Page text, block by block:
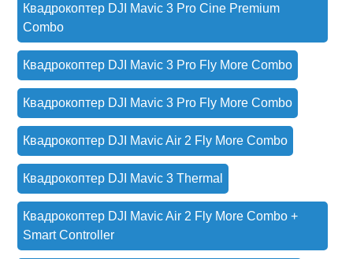
Квадрокоптер DJI Mavic 3 Pro Cine Premium
Combo
Квадрокоптер DJI Mavic 3 Pro Fly More Combo
Квадрокоптер DJI Mavic 3 Pro Fly More Combo
Квадрокоптер DJI Mavic Air 2 Fly More Combo
Квадрокоптер DJI Mavic 3 Thermal
Квадрокоптер DJI Mavic Air 2 Fly More Combo +
Smart Controller